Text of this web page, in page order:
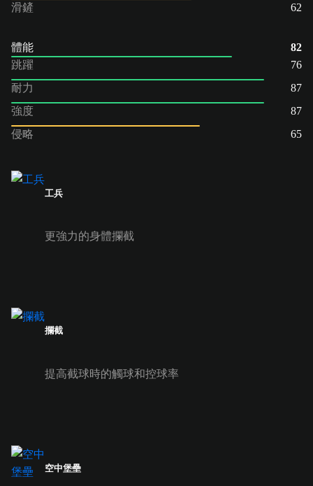
滑鏟
62
體能
82
跳躍
76
耐力
87
強度
87
侵略
65
工兵
更強力的身體攔截
攔截
提高截球時的觸球和控球率
空中堡壘